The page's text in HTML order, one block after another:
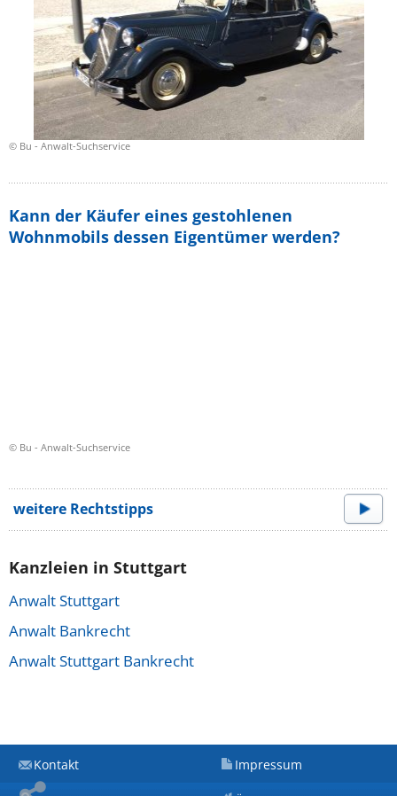
© Bu - Anwalt-Suchservice
© Bu - Anwalt-Suchservice
Kann der Käufer eines gestohlenen
Wohnmobils dessen Eigentümer werden?
weitere Rechtstipps
Kanzleien in Stuttgart
Anwalt Stuttgart
Anwalt Bankrecht
Anwalt Stuttgart Bankrecht
Kontakt Impressum